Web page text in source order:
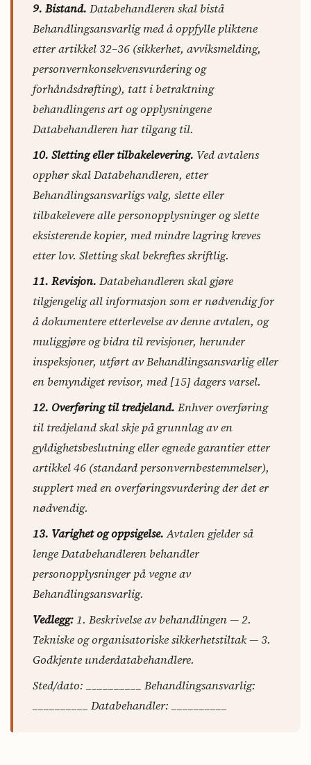
9. Bistand. Databehandleren skal bistå
Behandlingsansvarlig med å oppfylle pliktene
etter artikkel 32–36 (sikkerhet, avviksmelding,
personvernkonsekvensvurdering og
forhåndsdrøfting), tatt i betraktning
behandlingens art og opplysningene
Databehandleren har tilgang til.
10. Sletting eller tilbakelevering. Ved avtalens
opphør skal Databehandleren, etter
Behandlingsansvarligs valg, slette eller
tilbakelevere alle personopplysninger og slette
eksisterende kopier, med mindre lagring kreves
etter lov. Sletting skal bekreftes skriftlig.
11. Revisjon. Databehandleren skal gjøre
tilgjengelig all informasjon som er nødvendig for
å dokumentere etterlevelse av denne avtalen, og
muliggjøre og bidra til revisjoner, herunder
inspeksjoner, utført av Behandlingsansvarlig eller
en bemyndiget revisor, med [15] dagers varsel.
12. Overføring til tredjeland. Enhver overføring
til tredjeland skal skje på grunnlag av en
gyldighetsbeslutning eller egnede garantier etter
artikkel 46 (standard personvernbestemmelser),
supplert med en overføringsvurdering der det er
nødvendig.
13. Varighet og oppsigelse.Avtalen gjelder så
lenge Databehandleren behandler
personopplysninger på vegne av
Behandlingsansvarlig.
Vedlegg:1. Beskrivelse av behandlingen — 2.
Tekniske og organisatoriske sikkerhetstiltak — 3.
Godkjente underdatabehandlere.
Sted/dato: __________ Behandlingsansvarlig:
__________ Databehandler: __________